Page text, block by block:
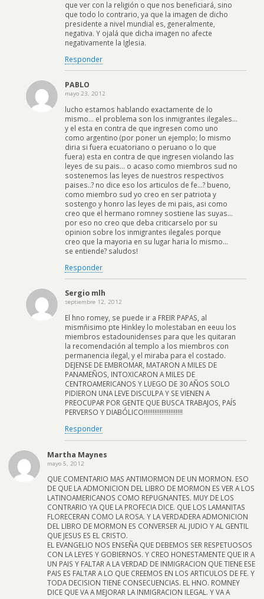
que ver con la religión o que nos beneficiará, sino
que todo lo contrario, ya que la imagen de dicho
presidente a nivel mundial es, generalmente,
negativa. Y ojalá que dicha imagen no afecte
negativamente la Iglesia.
Responder
PABLO
mayo 23, 2012
lucho estamos hablando exactamente de lo
mismo… el problema son los inmigrantes ilegales…
y el esta en contra de que ingresen como uno
como argentino (por poner un ejemplo; lo mismo
diria si fuera ecuatoriano o peruano o lo que
fuera) esta en contra de que ingresen violando las
leyes de su pais… o acaso como miembros sud no
sostenemos las leyes de nuestros respectivos
paises..? no dice eso los articulos de fe…? bueno,
como miembro sud yo creo en ser patriota y
sostengo y honro las leyes de mi pais, asi como
creo que el hermano romney sostiene las suyas…
por eso no creo que deba criticarselo por su
opinion sobre los inmigrantes ilegales porque
creo que la mayoria en su lugar haria lo mismo…
se entiende? saludos!
Responder
Sergio mlh
septiembre 12, 2012
El hno romey, se puede ir a FREIR PAPAS, al
mismñisimo pte Hinkley lo molestaban en eeuu los
miembros estadounidenses para que les quitaran
la recomendación al templo a los miembros con
permanencia ilegal, y el miraba para el costado.
DEJENSE DE EMBROMAR, MATARON A MILES DE
PANAMEÑOS, INTOXICARON A MILES DE
CENTROAMERICANOS Y LUEGO DE 30 AÑOS SOLO
PIDIERON UNA LEVE DISCULPA Y SE VIENEN A
PREOCUPAR POR GENTE QUE BUSCA TRABAJOS, PAÍS
PERVERSO Y DIABÓLICO!!!!!!!!!!!!!!!!!!!!!!
Responder
Martha Maynes
mayo 5, 2012
QUE COMENTARIO MAS ANTIMORMON DE UN MORMON. ESO
DE QUE LA ADMONICION DEL LIBRO DE MORMON ES VER A LOS
LATINOAMERICANOS COMO REPUGNANTES. MUY DE LOS
CONTRARIO YA QUE LA PROFECIA DICE. QUE LOS LAMANITAS
FLORECERAN COMO LA ROSA. Y LA VERDADERA ADMONICION
DEL LIBRO DE MORMON ES CONVERSER AL JUDIO Y AL GENTIL
QUE JESUS ES EL CRISTO.
EL EVANGELIO NOS ENSEÑA QUE DEBEMOS SER RESPETUOSOS
CON LA LEYES Y GOBIERNOS. Y CREO HONESTAMENTE QUE IR A
UN PAIS Y FALTAR A LA VERDAD DE INMIGRACION QUE TIENE ESE
PAIS ES FALTAR A LO QUE CREEMOS EN LOS ARTICULOS DE FE. Y
TODA DECISION TIENE CONSECUENCIAS. EL HNO. ROMNEY
DICE QUE VA A MEJORAR LA INMIGRACION ILEGAL. Y VA A